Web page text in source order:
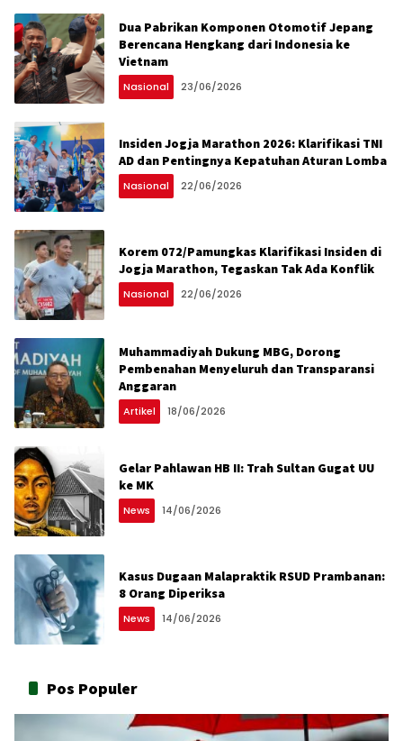
Dua Pabrikan Komponen Otomotif Jepang
Berencana Hengkang dari Indonesia ke
Vietnam
Nasional 23/06/2026
Insiden Jogja Marathon 2026: Klarifikasi TNI
AD dan Pentingnya Kepatuhan Aturan Lomba
Nasional 22/06/2026
Korem 072/Pamungkas Klarifikasi Insiden di
Jogja Marathon, Tegaskan Tak Ada Konflik
Nasional 22/06/2026
Muhammadiyah Dukung MBG, Dorong
Pembenahan Menyeluruh dan Transparansi
Anggaran
Artikel 18/06/2026
Gelar Pahlawan HB II: Trah Sultan Gugat UU
ke MK
News 14/06/2026
Kasus Dugaan Malapraktik RSUD Prambanan:
8 Orang Diperiksa
News 14/06/2026
Pos Populer